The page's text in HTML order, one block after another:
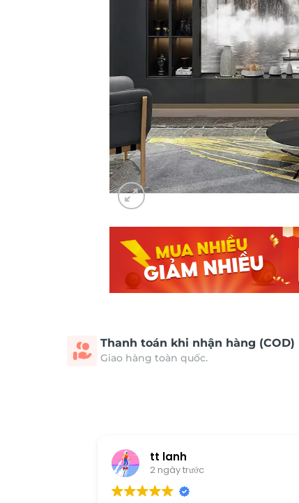
Thanh toán khi nhận hàng (COD)
Giao hàng toàn quốc.
tt lanh
2 ngày trước